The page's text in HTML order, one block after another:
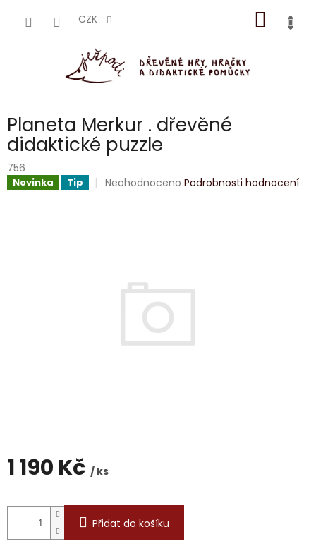
CZK
KOŠÍK
Planeta Merkur . dřevěné
didaktické puzzle
756
Novinka Tip
Průměrné
Neohodnoceno Podrobnosti hodnocení
1 190 Kč / ks
cena:
Přidat do košíku